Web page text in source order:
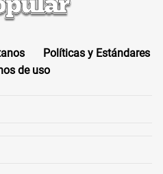
Políticas y Estándares
de uso